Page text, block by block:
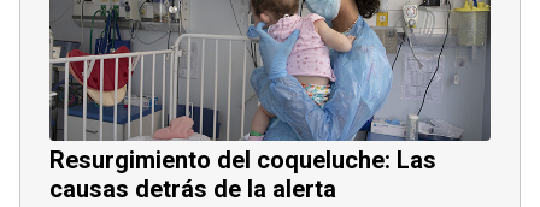
Resurgimiento del coqueluche: Las
causas detrás de la alerta